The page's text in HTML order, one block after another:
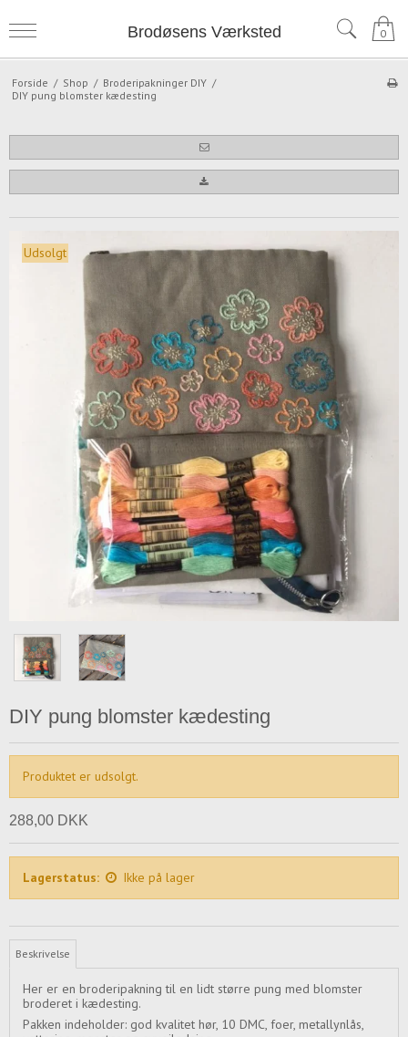
Brodøsens Værksted 0
Forside / Shop / Broderipakninger DIY /
DIY pung blomster kædesting
Udsolgt
DIY pung blomster kædesting
Produktet er udsolgt.
288,00 DKK
Lagerstatus: Ikke på lager
Beskrivelse
Her er en broderipakning til en lidt større pung med blomster
broderet i kædesting.
Pakken indeholder: god kvalitet hør, 10 DMC, foer, metallynlås,